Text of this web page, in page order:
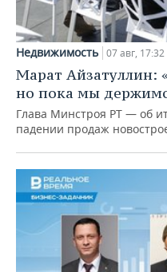
Недвижимость 07 авг, 17:32
Марат Айзатуллин:
но пока мы
Глава Минстроя РТ — об
падении продаж